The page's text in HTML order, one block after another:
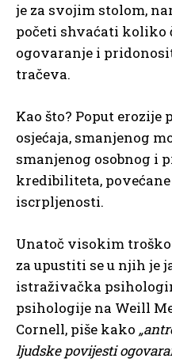
je za svojim stolom,
početi shvaćati koliko
ogovaranje i
tračeva.
Kao što? Poput
osjećaja, smanjenog
smanjenog osobnog i
kredibiliteta,
iscrpljenosti.
Unatoč visokim
za upustiti se u njih je
istraživačka
psihologije na Weill
Cornell, piše kako
ljudske povijesti